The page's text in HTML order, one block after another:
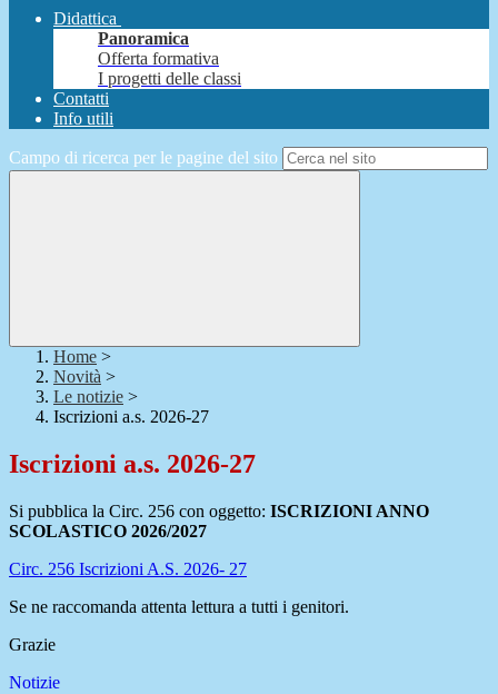
Didattica
Panoramica
Offerta formativa
I progetti delle classi
Contatti
Info utili
Campo di ricerca per le pagine del sito
Home >
Novità >
Le notizie >
Iscrizioni a.s. 2026-27
Iscrizioni a.s. 2026-27
Si pubblica la Circ. 256 con oggetto: ISCRIZIONI ANNO
SCOLASTICO 2026/2027
Circ. 256 Iscrizioni A.S. 2026- 27
Se ne raccomanda attenta lettura a tutti i genitori.
Grazie
Notizie